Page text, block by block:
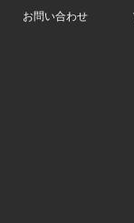
お問い合わせ